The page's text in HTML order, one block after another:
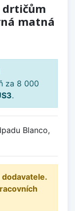
matná
za 8 000
.
Blanco,